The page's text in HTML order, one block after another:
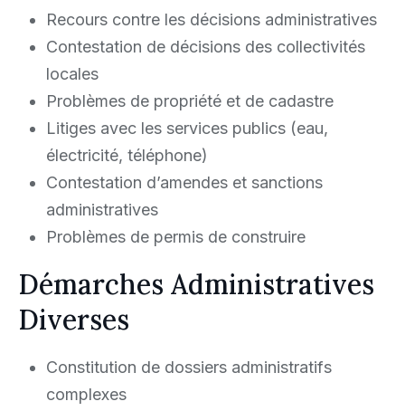
Recours contre les décisions administratives
Contestation de décisions des collectivités
locales
Problèmes de propriété et de cadastre
Litiges avec les services publics (eau,
électricité, téléphone)
Contestation d’amendes et sanctions
administratives
Problèmes de permis de construire
Démarches Administratives
Diverses
Constitution de dossiers administratifs
complexes